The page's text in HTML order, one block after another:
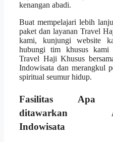
kenangan abadi.
Buat mempelajari lebih
paket dan layanan Travel
kami, kunjungi website
hubungi tim khusus
Travel Haji Khusus
Indowisata dan merangkul
spiritual seumur hidup.
Fasilitas Apa
ditawarkan
Indowisata